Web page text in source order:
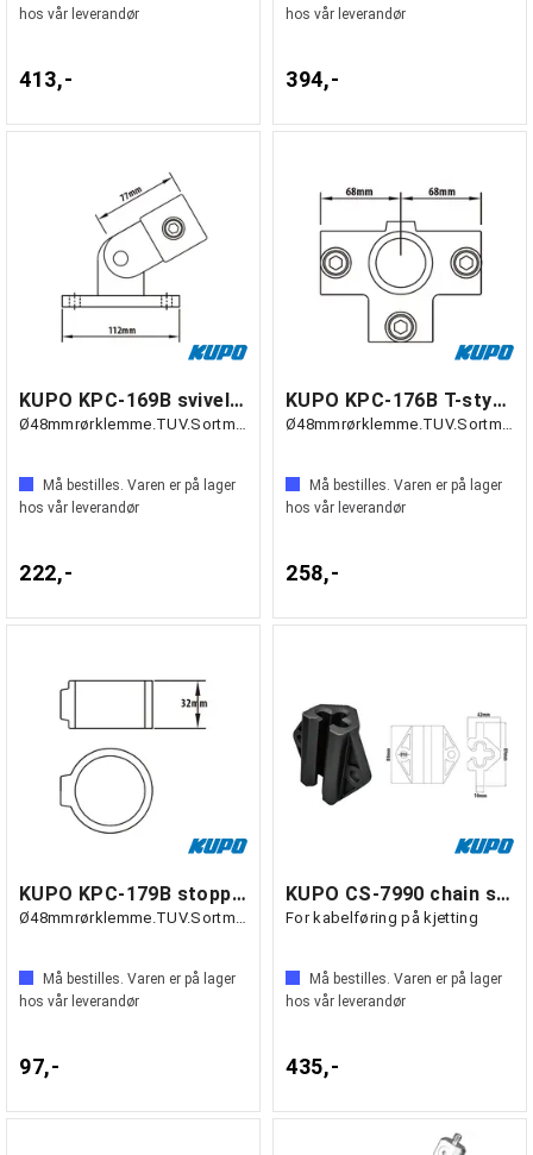
hos vår leverandør
413,-
hos vår leverandør
394,-
KUPO KPC-169B svivelbase
Ø48mmrørklemme.TUV.Sortmatt.
Må bestilles. Varen er på lager
hos vår leverandør
222,-
KUPO KPC-176B T-stykke med gjennomføring
Ø48mmrørklemme.TUV.Sortmatt.
Må bestilles. Varen er på lager
hos vår leverandør
258,-
KUPO KPC-179B stoppering
Ø48mmrørklemme.TUV.Sortmatt.
Må bestilles. Varen er på lager
hos vår leverandør
97,-
KUPO CS-7990 chain slider, 7.90 - 9.00mm
For kabelføring på kjetting
Må bestilles. Varen er på lager
hos vår leverandør
435,-